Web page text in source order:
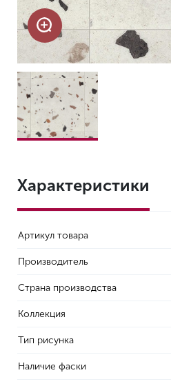
Характеристики
Артикул товара
Производитель
Страна производства
Коллекция
Тип рисунка
Наличие фаски